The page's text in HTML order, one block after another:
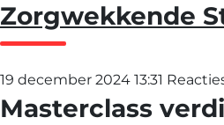
Zorgwekkende
19 december 2024 13:31
Masterclass